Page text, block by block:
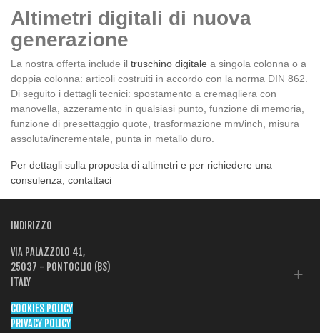
Altimetri digitali di nuova
generazione
La nostra offerta include il truschino digitale a singola colonna o a
doppia colonna: articoli costruiti in accordo con la norma DIN 862.
Di seguito i dettagli tecnici: spostamento a cremagliera con
manovella, azzeramento in qualsiasi punto, funzione di memoria,
funzione di presettaggio quote, trasformazione mm/inch, misura
assoluta/incrementale, punta in metallo duro.
Per dettagli sulla proposta di altimetri e per richiedere una
consulenza, contattaci
INDIRIZZO
VIA PALAZZOLO 41,
25037 - PONTOGLIO (BS)
ITALY
COOKIES POLICY
PRIVACY POLICY